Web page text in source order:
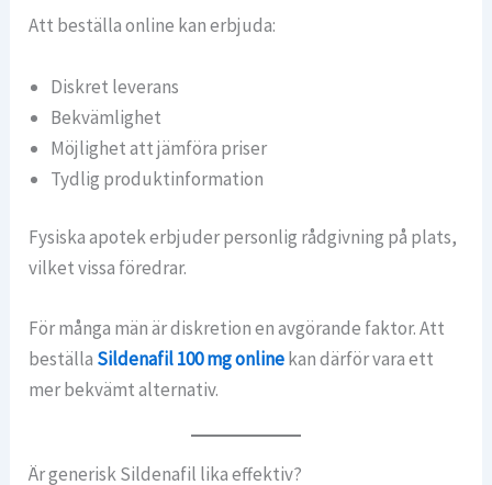
Att beställa online kan erbjuda:
Diskret leverans
Bekvämlighet
Möjlighet att jämföra priser
Tydlig produktinformation
Fysiska apotek erbjuder personlig rådgivning på plats,
vilket vissa föredrar.
För många män är diskretion en avgörande faktor. Att
beställa Sildenafil 100 mg onlinekan därför vara ett
mer bekvämt alternativ.
Är generisk Sildenafil lika effektiv?